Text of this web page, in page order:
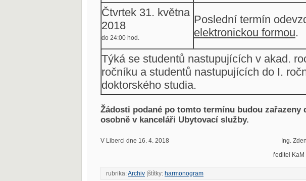
Čtvrtek 31. května
2018
do 24:00 hod.
Poslední termín
elektronickou formou.
Týká se studentů nastupujících v akad.
ročníku a studentů nastupujících do I.
doktorského studia.
Žádosti podané po tomto termínu budou
osobně v kanceláři
V Liberci dne 16. 4. 2018 Ing. Zdeněk
ředitel KaM TU v
rubrika:Archiv |štítky: harmonogram